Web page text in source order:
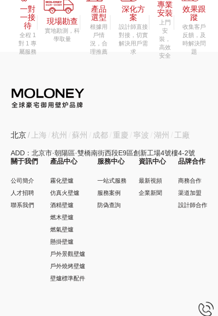
一對
一接
待
全程 1
對 1 專
屬服務
現場勘查
實地勘測，科
學取量
產品
選型
根據用
戶情
況，合
理推薦
深化方
案
設計師直接
對接，切實
解決用戶需
求
專業
安裝
上門
安
裝，
高效
安全
效果跟
蹤
收集客戶
反饋，及
時解決問
題
北京 上海 杭州 蘇州 成都 重慶 寧波 湖州 工廠
ADD：北京市·朝陽區·雙橋南街西段E9區創新工場4號樓4-2號
關于我們
公司簡介
人才招聘
聯系我們
產品中心
霧化壁爐
仿真火壁爐
酒精壁爐
燃木壁爐
燃氣壁爐
懸掛壁爐
戶外景觀壁爐
戶外燒烤壁爐
壁爐標準配件
服務中心
一站式服務
服務案例
防偽查詢
資訊中心
最新視頻
企業新聞
品牌合作
商務合作
渠道加盟
設計師合作